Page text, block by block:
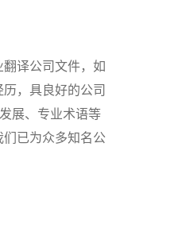
译公司文件，如
，具良好的公司
展、专业术语等
已为众多知名公